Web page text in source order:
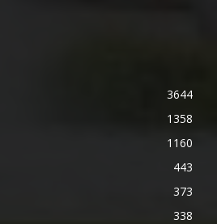
3644
1358
1160
443
373
338